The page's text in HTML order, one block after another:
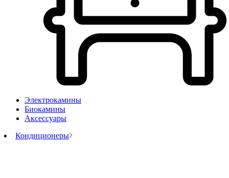
Электрокамины
Биокамины
Аксессуары
Кондиционеры